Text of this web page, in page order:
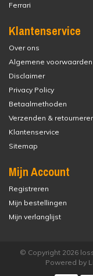
Ferrari
Klantenservice
Over ons
Algemene voorwaarden
Disclaimer
Privacy Policy
Betaalmethoden
Verzenden &
Klantenservice
Sitemap
Mijn Account
Registreren
Mijn bestellingen
Mijn verlanglijst
© Copyright 2026
Powered by